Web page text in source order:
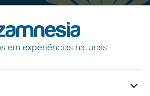
em experiências naturais